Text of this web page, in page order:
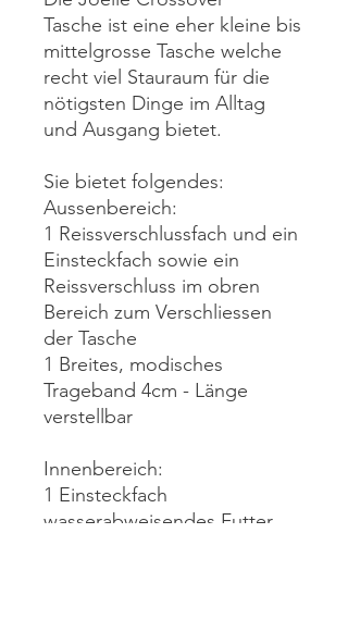
Tasche ist eine eher kleine bis
mittelgrosse Tasche welche
recht viel Stauraum für die
nötigsten Dinge im Alltag
und Ausgang bietet.
Sie bietet folgendes:
Aussenbereich:
1 Reissverschlussfach und ein
Einsteckfach sowie ein
Reissverschluss im obren
Bereich zum Verschliessen
der Tasche
1 Breites, modisches
Trageband 4cm - Länge
verstellbar
Innenbereich:
1 Einsteckfach
wasserabweisendes Futter